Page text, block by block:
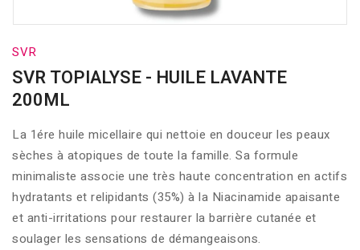
SVR
SVR TOPIALYSE - HUILE LAVANTE
200ML
La 1ére huile micellaire qui nettoie en douceur les peaux
sèches à atopiques de toute la famille. Sa formule
minimaliste associe une très haute concentration en actifs
hydratants et relipidants (35%) à la Niacinamide apaisante
et anti-irritations pour restaurer la barrière cutanée et
soulager les sensations de démangeaisons.